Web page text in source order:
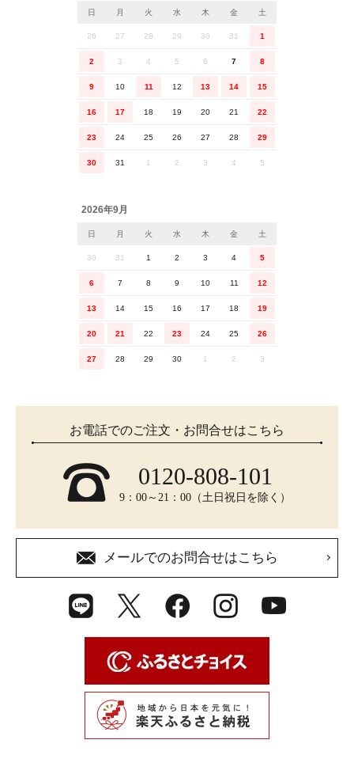
日 月 火 水 木 金 土
26 27 28 29 30 31 1
2 3 4 5 6 7 8
9 10 11 12 13 14 15
16 17 18 19 20 21 22
23 24 25 26 27 28 29
30 31 1 2 3 4 5
2026年9月
日 月 火 水 木 金 土
30 31 1 2 3 4 5
6 7 8 9 10 11 12
13 14 15 16 17 18 19
20 21 22 23 24 25 26
27 28 29 30 1 2 3
お電話でのご注文・お問合せはこちら
0120-808-101
9：00～21：00（土日祝日を除く）
メールでのお問合せはこちら